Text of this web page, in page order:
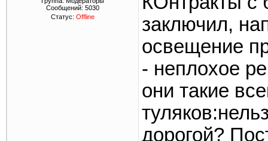
Сообщений: 5030
Статус: Offline
заключил,
освещение
- неплохое
они такие
дорогой?